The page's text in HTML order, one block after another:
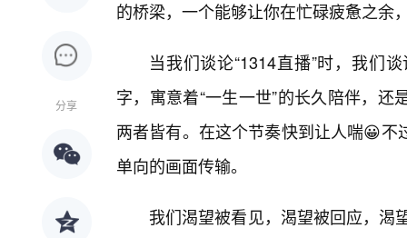
分享
的桥梁，一个能够让你在忙碌疲惫之余
当我们谈论“1314直播”时，我们
字，寓意着“一生一世”的长久陪伴，
两者皆有。在这个节奏快到让人喘😀
单向的画面传输。
我们渴望被看见，渴望被回应，渴